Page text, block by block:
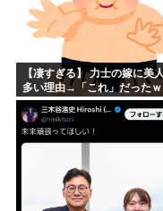
【凄すぎる】 力士の嫁に美
多い理由→「これ」だったｗ
ｗｗｗｗｗ